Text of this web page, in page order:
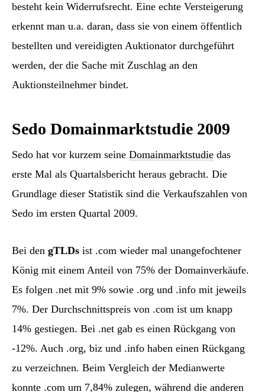
besteht kein Widerrufsrecht. Eine echte Versteigerung
erkennt man u.a. daran, dass sie von einem öffentlich
bestellten und vereidigten Auktionator durchgeführt
werden, der die Sache mit Zuschlag an den
Auktionsteilnehmer bindet.
Sedo Domainmarktstudie 2009
Sedo hat vor kurzem seine Domainmarktstudie das
erste Mal als Quartalsbericht heraus gebracht. Die
Grundlage dieser Statistik sind die Verkaufszahlen von
Sedo im ersten Quartal 2009.
Bei den gTLDs ist .com wieder mal unangefochtener
König mit einem Anteil von 75% der Domainverkäufe.
Es folgen .net mit 9% sowie .org und .info mit jeweils
7%. Der Durchschnittspreis von .com ist um knapp
14% gestiegen. Bei .net gab es einen Rückgang von
-12%. Auch .org, biz und .info haben einen Rückgang
zu verzeichnen. Beim Vergleich der Medianwerte
konnte .com um 7,84% zulegen, während die anderen